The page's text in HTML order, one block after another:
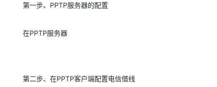
第一步、PPTP服务器的配置
在PPTP服务器
第二步、在PPTP客户端配置电信借线